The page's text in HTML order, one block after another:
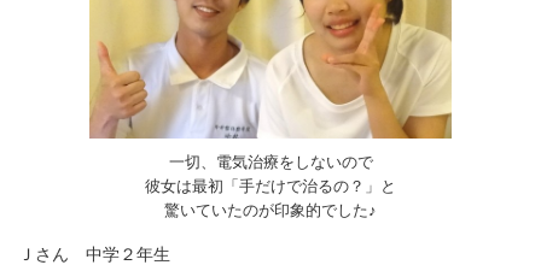
一切、電気治療をしないので
彼女は最初「手だけで治るの？」と
驚いていたのが印象的でした♪
Ｊさん 中学２年生